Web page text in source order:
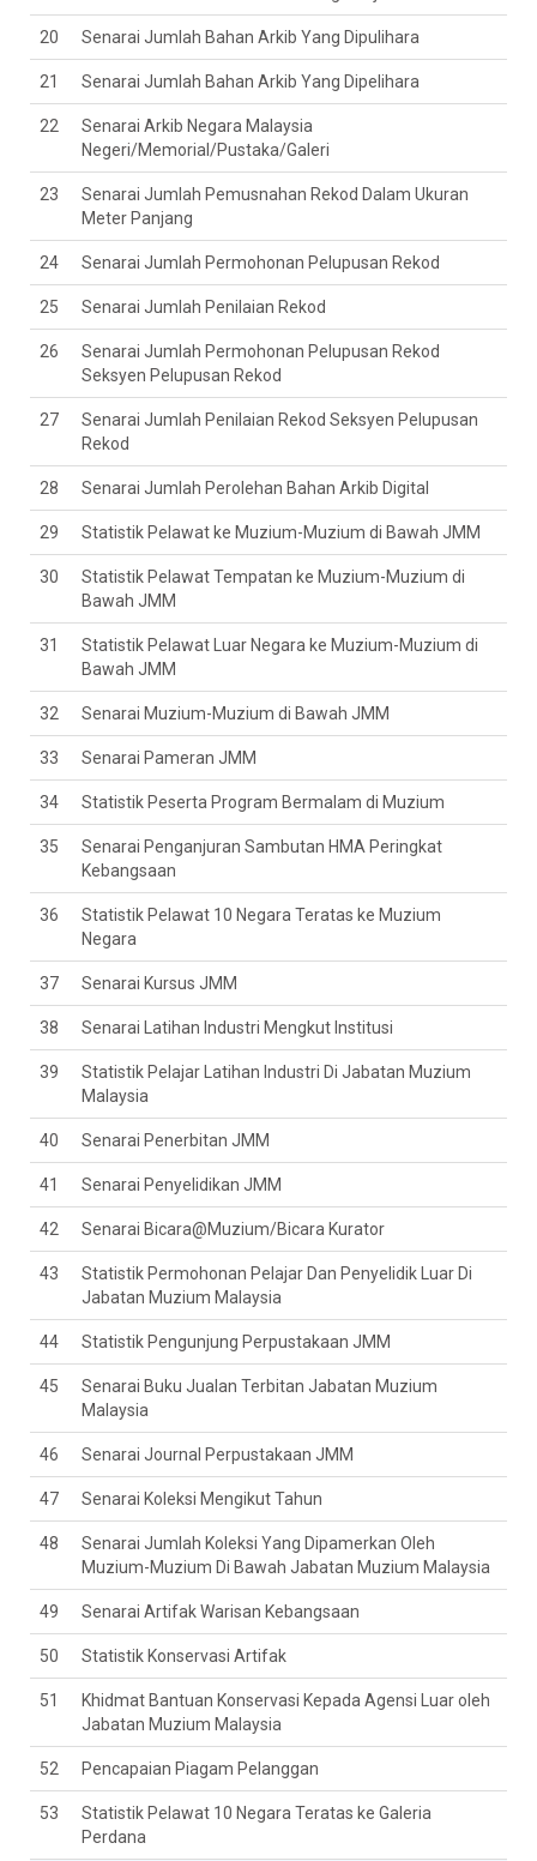
20 Senarai Jumlah Bahan Arkib Yang Dipulihara
21 Senarai Jumlah Bahan Arkib Yang Dipelihara
22
Senarai Arkib Negara Malaysia
Negeri/Memorial/Pustaka/Galeri
23
Senarai Jumlah Pemusnahan Rekod Dalam Ukuran
Meter Panjang
24 Senarai Jumlah Permohonan Pelupusan Rekod
25 Senarai Jumlah Penilaian Rekod
26
Senarai Jumlah Permohonan Pelupusan Rekod
Seksyen Pelupusan Rekod
27
Senarai Jumlah Penilaian Rekod Seksyen Pelupusan
Rekod
28 Senarai Jumlah Perolehan Bahan Arkib Digital
29 Statistik Pelawat ke Muzium-Muzium di Bawah JMM
30
Statistik Pelawat Tempatan ke Muzium-Muzium di
Bawah JMM
31
Statistik Pelawat Luar Negara ke Muzium-Muzium di
Bawah JMM
32 Senarai Muzium-Muzium di Bawah JMM
33 Senarai Pameran JMM
34 Statistik Peserta Program Bermalam di Muzium
35
Senarai Penganjuran Sambutan HMA Peringkat
Kebangsaan
36
Statistik Pelawat 10 Negara Teratas ke Muzium
Negara
37 Senarai Kursus JMM
38 Senarai Latihan Industri Mengkut Institusi
39
Statistik Pelajar Latihan Industri Di Jabatan Muzium
Malaysia
40 Senarai Penerbitan JMM
41 Senarai Penyelidikan JMM
42 Senarai Bicara@Muzium/Bicara Kurator
43
Statistik Permohonan Pelajar Dan Penyelidik Luar Di
Jabatan Muzium Malaysia
44 Statistik Pengunjung Perpustakaan JMM
45
Senarai Buku Jualan Terbitan Jabatan Muzium
Malaysia
46 Senarai Journal Perpustakaan JMM
47 Senarai Koleksi Mengikut Tahun
48
Senarai Jumlah Koleksi Yang Dipamerkan Oleh
Muzium-Muzium Di Bawah Jabatan Muzium Malaysia
49 Senarai Artifak Warisan Kebangsaan
50 Statistik Konservasi Artifak
51
Khidmat Bantuan Konservasi Kepada Agensi Luar oleh
Jabatan Muzium Malaysia
52 Pencapaian Piagam Pelanggan
53
Statistik Pelawat 10 Negara Teratas ke Galeria
Perdana